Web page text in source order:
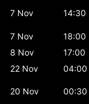
7 Nov 14:30
7 Nov
18:00
8 Nov
17:00
22 Nov
04:00
20 Nov 00:30